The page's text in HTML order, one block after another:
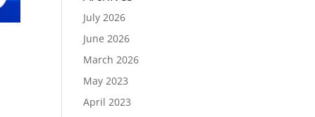
July 2026
June 2026
March 2026
May 2023
April 2023